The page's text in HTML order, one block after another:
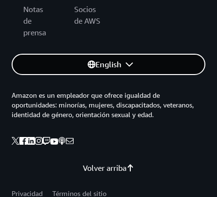
Notas
de
prensa
Socios
de AWS
English
Volver arriba
Amazon es un empleador que ofrece igualdad de
oportunidades: minorías, mujeres, discapacitados, veteranos,
identidad de género, orientación sexual y edad.
Privacidad Términos del sitio